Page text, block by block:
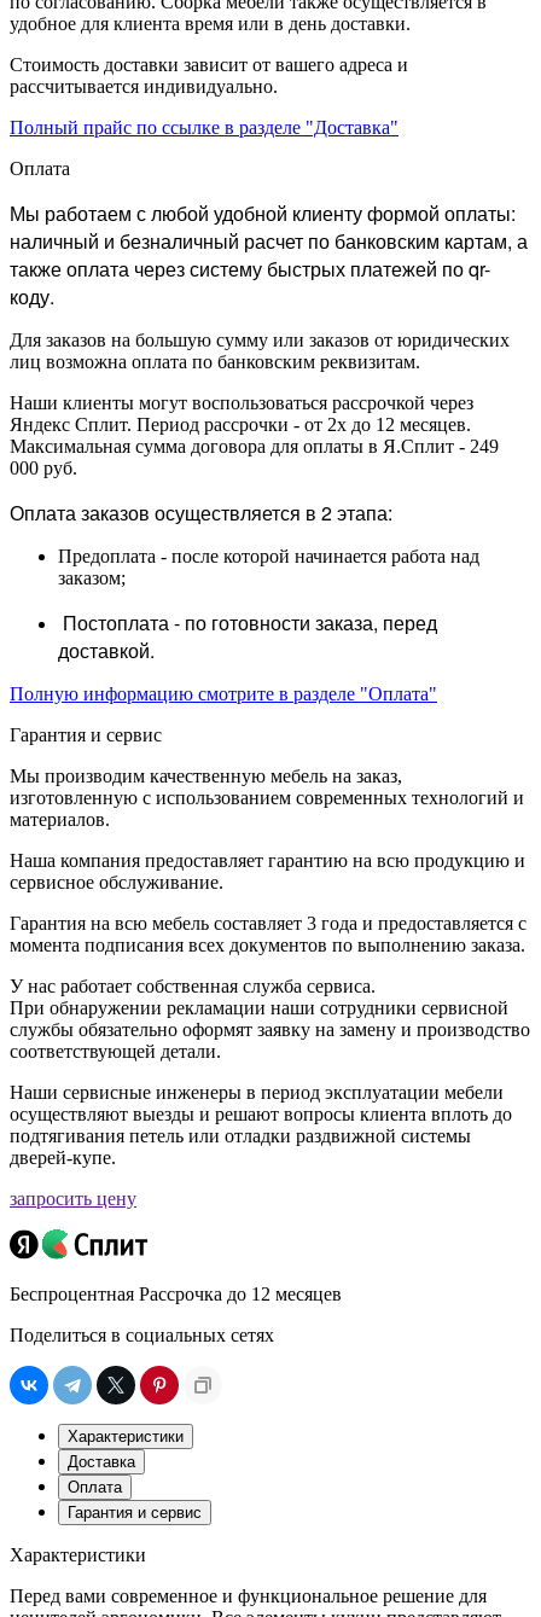
удобное для клиента время или в день доставки.
Стоимость доставки зависит от вашего адреса и
рассчитывается индивидуально.
Полный прайс по ссылке в разделе "Доставка"
Оплата
Мы работаем с любой удобной клиенту формой оплаты:
наличный и безналичный расчет по банковским картам, а
также оплата через систему быстрых платежей по qr-
коду.
Для заказов на большую сумму или заказов от юридических
лиц возможна оплата по банковским реквизитам.
Наши клиенты могут воспользоваться рассрочкой через
Яндекс Сплит. Период рассрочки - от 2х до 12 месяцев.
Максимальная сумма договора для оплаты в Я.Сплит - 249
000 руб.
Оплата заказов осуществляется в 2 этапа:
Предоплата - после которой начинается работа над
заказом;
Постоплата - по готовности заказа, перед
доставкой.
Полную информацию смотрите в разделе "Оплата"
Гарантия и сервис
Мы производим качественную мебель на заказ,
изготовленную с использованием современных технологий и
материалов.
Наша компания предоставляет гарантию на всю продукцию и
сервисное обслуживание.
Гарантия на всю мебель составляет 3 года и предоставляется с
момента подписания всех документов по выполнению заказа.
У нас работает собственная служба сервиса.
При обнаружении рекламации наши сотрудники сервисной
службы обязательно оформят заявку на замену и производство
соответствующей детали.
Наши сервисные инженеры в период эксплуатации мебели
осуществляют выезды и решают вопросы клиента вплоть до
подтягивания петель или отладки раздвижной системы
дверей-купе.
запросить цену
Беспроцентная Рассрочка до 12 месяцев
Поделиться в социальных сетях
Характеристики
Доставка
Оплата
Гарантия и сервис
Характеристики
Перед вами современное и функциональное решение для